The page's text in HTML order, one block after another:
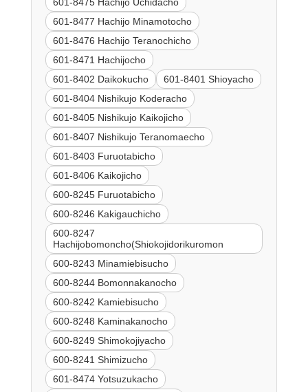
601-8477 Hachijo Minamotocho
601-8476 Hachijo Teranochicho
601-8471 Hachijocho
601-8402 Daikokucho
601-8401 Shioyacho
601-8404 Nishikujo Koderacho
601-8405 Nishikujo Kaikojicho
601-8407 Nishikujo Teranomaecho
601-8403 Furuotabicho
601-8406 Kaikojicho
600-8245 Furuotabicho
600-8246 Kakigauchicho
600-8247
Hachijobomoncho(Shiokojidorikuromon
600-8243 Minamiebisucho
600-8244 Bomonnakanocho
600-8242 Kamiebisucho
600-8248 Kaminakanocho
600-8249 Shimokojiyacho
600-8241 Shimizucho
601-8474 Yotsuzukacho